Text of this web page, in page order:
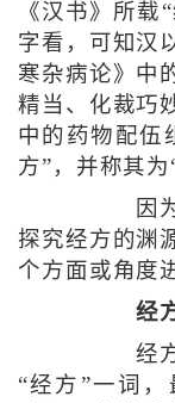
《汉书》所载
字看，可知汉
寒杂病论》中
精当、化裁巧
中的药物配伍
方”，并称其为
因为
探究经方的渊
个方面或角度
经方
经方
“经方”一词